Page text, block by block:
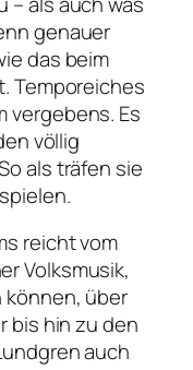
genauer
das beim
Temporeiches
vergebens. Es
völlig
als träfen sie
reicht vom
Volksmusik,
können, über
bis hin zu den
auch